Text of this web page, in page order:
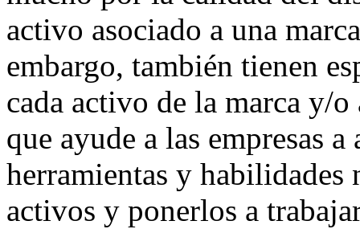
activo asociado a una
embargo, también tienen
cada activo de la marca y/
que ayude a las empresas
herramientas y habilidades
activos y ponerlos a